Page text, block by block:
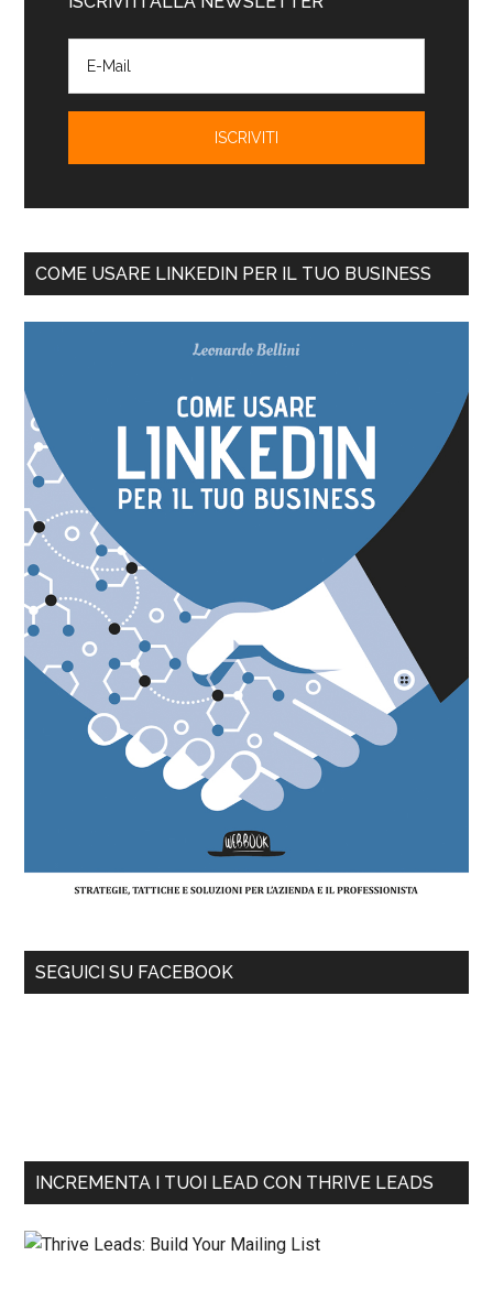
COME USARE LINKEDIN PER IL TUO BUSINESS
SEGUICI SU FACEBOOK
INCREMENTA I TUOI LEAD CON THRIVE LEADS